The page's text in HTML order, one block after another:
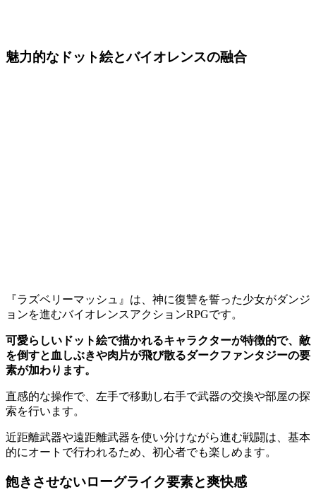
魅力的なドット絵とバイオレンスの融合
『ラズベリーマッシュ』は、神に復讐を誓った少女がダンジ
ョンを進むバイオレンスアクションRPGです。
可愛らしいドット絵で描かれるキャラクターが特徴的で、敵
を倒すと血しぶきや肉片が飛び散るダークファンタジーの要
素が加わります。
直感的な操作で、左手で移動し右手で武器の交換や部屋の探
索を行います。
近距離武器や遠距離武器を使い分けながら進む戦闘は、基本
的にオートで行われるため、初心者でも楽しめます。
飽きさせないローグライク要素と爽快感